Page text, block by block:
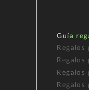
Guía
Regalos
Regalos
Regalos
Regalos